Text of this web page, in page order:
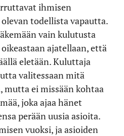
ihmisen
todellista vapautta.
vain kulutusta
ajatellaan, että
eletään. Kuluttaja
valitessaan mitä
ei missään kohtaa
joka ajaa hänet
perään uusia asioita.
vuoksi, ja asioiden